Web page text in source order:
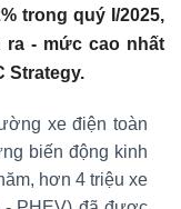
trong quý I/2025,
ra - mức cao nhất
Strategy.
xe điện toàn
biến động kinh
hơn 4 triệu xe